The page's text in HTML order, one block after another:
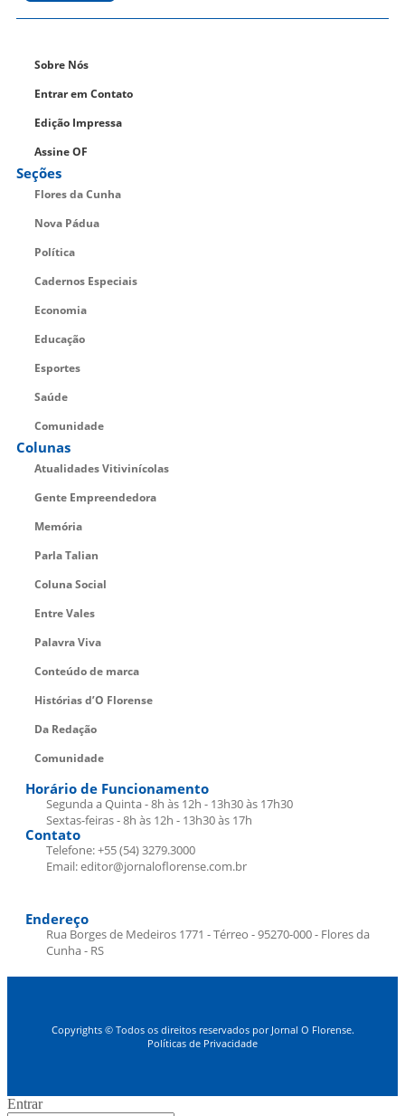
Sobre Nós
Entrar em Contato
Edição Impressa
Assine OF
Seções
Flores da Cunha
Nova Pádua
Política
Cadernos Especiais
Economia
Educação
Esportes
Saúde
Comunidade
Colunas
Atualidades Vitivinícolas
Gente Empreendedora
Memória
Parla Talian
Coluna Social
Entre Vales
Palavra Viva
Conteúdo de marca
Histórias d’O Florense
Da Redação
Comunidade
Horário de Funcionamento
Segunda a Quinta - 8h às 12h - 13h30 às 17h30
Sextas-feiras - 8h às 12h - 13h30 às 17h
Contato
Telefone: +55 (54) 3279.3000
Email: editor@jornaloflorense.com.br
Endereço
Rua Borges de Medeiros 1771 - Térreo - 95270-000 - Flores da
Cunha - RS
Copyrights © Todos os direitos reservados por Jornal O Florense.
Políticas de Privacidade
Entrar